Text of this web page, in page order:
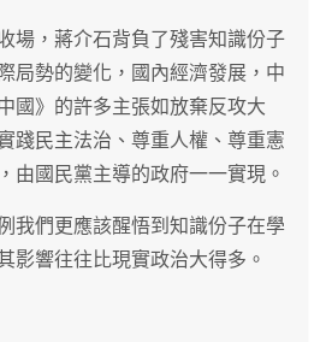
場，蔣介石背負了殘害知識份子
局勢的變化，國內經濟發展，中
國》的許多主張如放棄反攻大
踐民主法治、尊重人權、尊重憲
由國民黨主導的政府一一實現。
我們更應該醒悟到知識份子在學
影響往往比現實政治大得多。